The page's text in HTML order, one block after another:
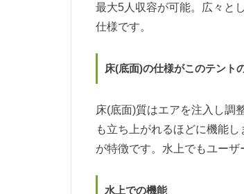
最大5人収容が可能。広々と
仕様です。
床(底面)の仕様がこのテント
床(底面)質はエアを注入し調
も立ち上がれるほどに機能
が特徴です。水上でもユーザ
水上での機能